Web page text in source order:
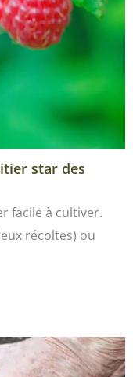
star des
facile à cultiver.
récoltes) ou